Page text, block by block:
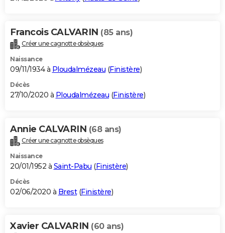
Francois CALVARIN (85 ans)
Créer une cagnotte obsèques
Naissance
09/11/1934 à Ploudalmézeau (Finistère)
Décès
27/10/2020 à Ploudalmézeau (Finistère)
Annie CALVARIN (68 ans)
Créer une cagnotte obsèques
Naissance
20/01/1952 à Saint-Pabu (Finistère)
Décès
02/06/2020 à Brest(Finistère)
Xavier CALVARIN (60 ans)